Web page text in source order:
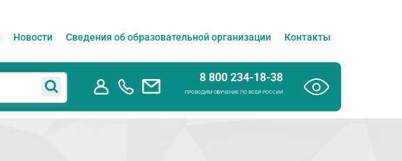
Новости Сведения об образовательной организации Контакты
8 800 234-18-38
ПРОВОДИМ ОБУЧЕНИЕ ПО ВСЕЙ РОССИИ